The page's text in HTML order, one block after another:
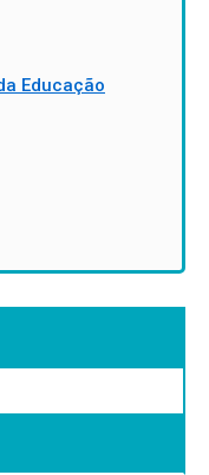
Educação